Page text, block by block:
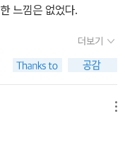
읽은 것을 연결하게 하
리 자신의 이야기를 포
지 않은 내 이야기를
을 읽고 나서 달라진 자신
눈꺼풀은 무거워졌지만
음은 마냥 신나게 달리
사랑하는데 있다고 보
'을 보지 못했고, 꼭 먹
도 못했다. 앉은 자세
세가 되어도 손에서 책
구보다 풍요롭게 주말
는 책 읽기>라는 제목의
았다. 그러나 이 책을 읽
는 버릴 수도 없고 떼어
도 계속 의심하면서 앞으
는 내가 무엇을 하느냐보
215족 마음이 아주 약해져
책의 목소리도 잘 들리
나 독서 관련 강의를 하
한 답이라고 할 수 있다.
문들이 있기는 하지만,
폭넓은 독서를 하기에
많이 하는가 보다.어떻
책을 읽는다는 것은 그
느낌은 없었다.
더보기